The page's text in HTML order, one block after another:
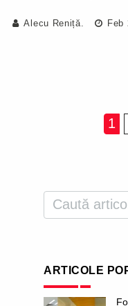
Alecu Reniță. Feb
1
ARTICOLE